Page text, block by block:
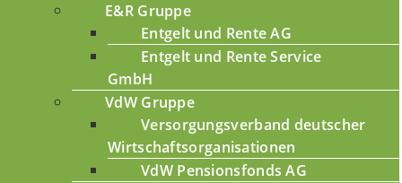
E&R Gruppe
Entgelt und Rente AG
Entgelt und Rente Service
GmbH
VdW Gruppe
Versorgungsverband deutscher
Wirtschaftsorganisationen
VdW Pensionsfonds AG